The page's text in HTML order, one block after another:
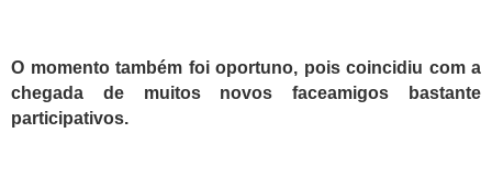
O momento também foi oportuno, pois coincidiu com a
chegada de muitos novos faceamigos bastante
participativos.